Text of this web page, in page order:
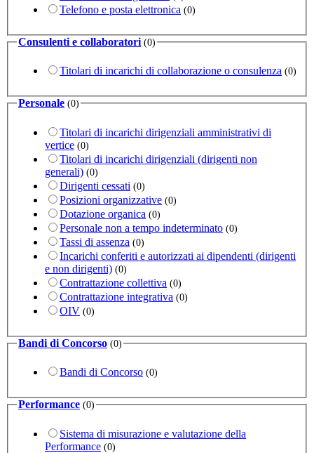
Telefono e posta elettronica (0)
Consulenti e collaboratori (0)
Titolari di incarichi di collaborazione o consulenza (0)
Personale (0)
Titolari di incarichi dirigenziali amministrativi di
vertice (0)
Titolari di incarichi dirigenziali (dirigenti non
generali) (0)
Dirigenti cessati (0)
Posizioni organizzative (0)
Dotazione organica (0)
Personale non a tempo indeterminato (0)
Tassi di assenza (0)
Incarichi conferiti e autorizzati ai dipendenti (dirigenti
e non dirigenti) (0)
Contrattazione collettiva (0)
Contrattazione integrativa (0)
OIV (0)
Bandi di Concorso (0)
Bandi di Concorso (0)
Performance (0)
Sistema di misurazione e valutazione della
Performance (0)